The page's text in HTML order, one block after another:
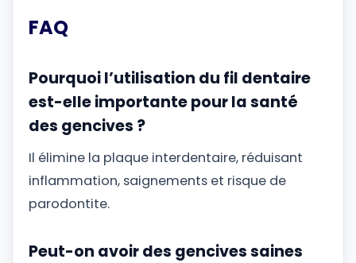
FAQ
Pourquoi l’utilisation du fil dentaire
est-elle importante pour la santé
des gencives ?
Il élimine la plaque interdentaire, réduisant
inflammation, saignements et risque de
parodontite.
Peut-on avoir des gencives saines